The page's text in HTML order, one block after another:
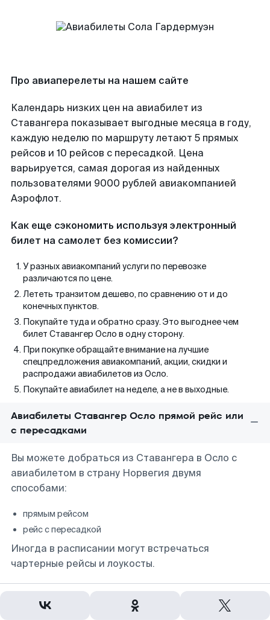
Про авиаперелеты на нашем сайте
Календарь низких цен на авиабилет из
Ставангера показывает выгодные месяца в году,
каждую неделю по маршруту летают 5 прямых
рейсов и 10 рейсов с пересадкой. Цена
варьируется, самая дорогая из найденных
пользователями 9000 рублей авиакомпанией
Аэрофлот.
Как еще сэкономить используя электронный
билет на самолет без комиссии?
У разных авиакомпаний услуги по перевозке
различаются по цене.
Лететь транзитом дешево, по сравнению от и до
конечных пунктов.
Покупайте туда и обратно сразу. Это выгоднее чем
билет Ставангер Осло в одну сторону.
При покупке обращайте внимание на лучшие
спецпредложения авиакомпаний, акции, скидки и
распродажи авиабилетов из Осло.
Покупайте авиабилет на неделе, а не в выходные.
Авиабилеты Ставангер Осло прямой рейс или
с пересадками
Вы можете добраться из Ставангера в Осло с
авиабилетом в страну Норвегия двумя
способами:
прямым рейсом
рейс с пересадкой
Иногда в расписании могут встречаться
чартерные рейсы и лоукосты.